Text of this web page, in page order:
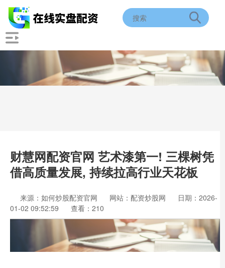
财慧网配资官网 艺术漆第一! 三棵树凭
借高质量发展, 持续拉高行业天花板
来源：如何炒股配资官网 网站：配资炒股网
日期：2026-
01-02 09:52:59
查看：210